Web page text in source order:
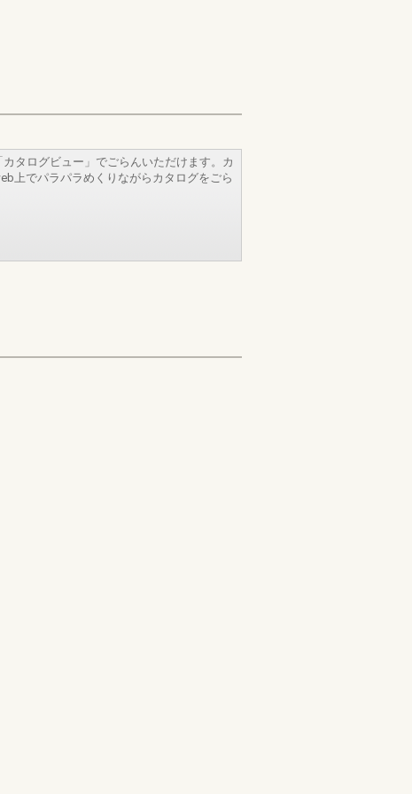
タログビュー」でごらんいただけます。カ
上でパラパラめくりながらカタログをごら